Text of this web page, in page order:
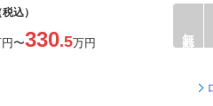
税込）
〜330.5万円